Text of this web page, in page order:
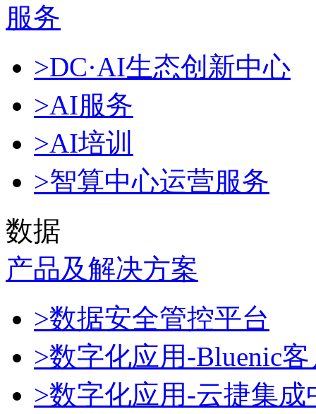
服务
>DC·AI生态创新中心
>AI服务
>AI培训
>智算中心运营服务
数据
产品及解决方案
>数据安全管控平台
>数字化应用-Bluenic
>数字化应用-云捷集成